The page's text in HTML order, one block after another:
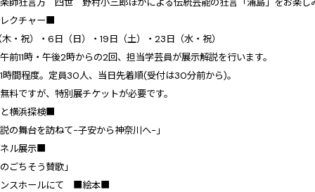
師狂言方 四世 野村小三郎ほかによる伝統芸能の狂言「浦島」をお楽し
クチャー■
木・祝）・6日（日）・19日（土）・23日（水・祝）
前11時・午後2時からの2回、担当学芸員が展示解説を行います。
時間程度。定員30人、当日先着順(受付は30分前から)。
料ですが、特別展チケットが必要です。
横浜探検■
の舞台を訪ねて-子安から神奈川へ-」
ル展示■
ごちそう賛歌」
ンスホールにて ■絵本■